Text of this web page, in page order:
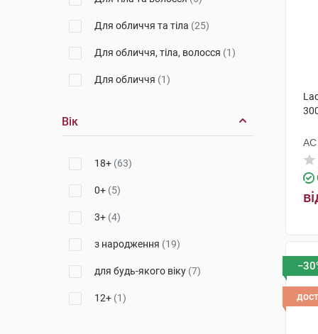
Біотрейд Болгарія(1)
Ляборатуар SVR(1)
Для обличчя та тіла (25)
Для обличчя, тіла, волосся (1)
Для обличчя (1)
Вік
18+ (63)
0+ (5)
3+ (4)
з народження (19)
для будь-якого віку (7)
12+ (1)
АС